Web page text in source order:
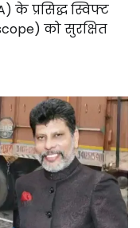
के प्रसिद्ध स्विफ्ट
को सुरक्षित